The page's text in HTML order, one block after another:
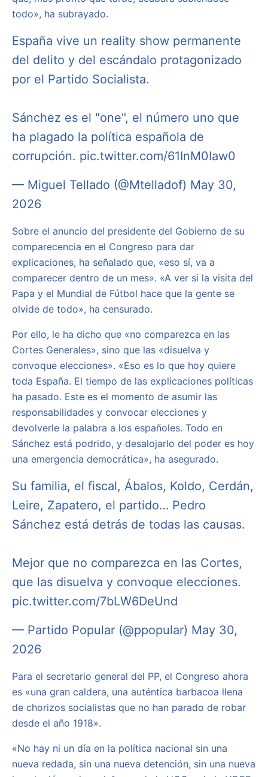
todo», ha subrayado.
España vive un reality show permanente
del delito y del escándalo protagonizado
por el Partido Socialista.
Sánchez es el "one", el número uno que
ha plagado la política española de
corrupción. pic.twitter.com/61InM0Iaw0
— Miguel Tellado (@Mtelladof) May 30,
2026
Sobre el anuncio del presidente del Gobierno de su
comparecencia en el Congreso para dar
explicaciones, ha señalado que, «eso sí, va a
comparecer dentro de un mes». «A ver si la visita del
Papa y el Mundial de Fútbol hace que la gente se
olvide de todo», ha censurado.
Por ello, le ha dicho que «no comparezca en las
Cortes Generales», sino que las «disuelva y
convoque elecciones». «Eso es lo que hoy quiere
toda España. El tiempo de las explicaciones políticas
ha pasado. Este es el momento de asumir las
responsabilidades y convocar elecciones y
devolverle la palabra a los españoles. Todo en
Sánchez está podrido, y desalojarlo del poder es hoy
una emergencia democrática», ha asegurado.
Su familia, el fiscal, Ábalos, Koldo, Cerdán,
Leire, Zapatero, el partido… Pedro
Sánchez está detrás de todas las causas.
Mejor que no comparezca en las Cortes,
que las disuelva y convoque elecciones.
pic.twitter.com/7bLW6DeUnd
— Partido Popular (@ppopular) May 30,
2026
Para el secretario general del PP, el Congreso ahora
es «una gran caldera, una auténtica barbacoa llena
de chorizos socialistas que no han parado de robar
desde el año 1918».
«No hay ni un día en la política nacional sin una
nueva redada, sin una nueva detención, sin una nueva